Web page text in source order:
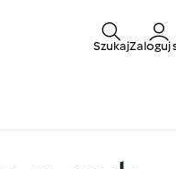
SzukajZaloguj